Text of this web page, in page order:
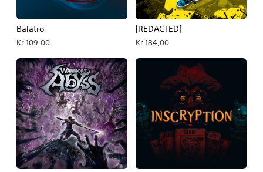
Balatro
Kr 109,00
[REDACTED]
Kr 184,00